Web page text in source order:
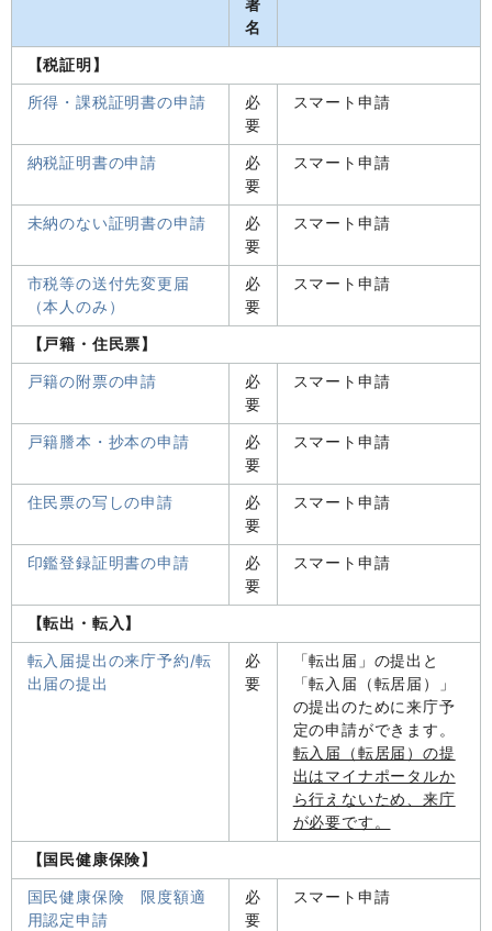
署
名
【税証明】
所得・課税証明書の申請
必
要
スマート申請
納税証明書の申請
必
要
スマート申請
未納のない証明書の申請
必
要
スマート申請
市税等の送付先変更届
（本人のみ）
必
要
スマート申請
【戸籍・住民票】
戸籍の附票の申請
必
要
スマート申請
戸籍謄本・抄本の申請
必
要
スマート申請
住民票の写しの申請
必
要
スマート申請
印鑑登録証明書の申請
必
要
スマート申請
【転出・転入】
転入届提出の来庁予約/転
出届の提出
必
要
「転出届」の提出と
「転入届（転居届）」
の提出のために来庁予
定の申請ができます。
転入届（転居届）の提
出はマイナポータルか
ら行えないため、来庁
が必要です。
【国民健康保険】
国民健康保険 限度額適
用認定申請
必
要
スマート申請